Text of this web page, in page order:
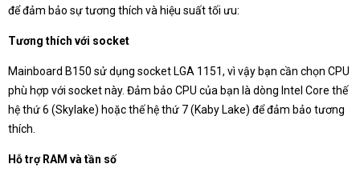
để đảm bảo sự tương thích và hiệu suất tối ưu:
Tương thích với socket
Mainboard B150 sử dụng socket LGA 1151, vì vậy bạn cần chọn CPU
phù hợp với socket này. Đảm bảo CPU của bạn là dòng Intel Core thế
hệ thứ 6 (Skylake) hoặc thế hệ thứ 7 (Kaby Lake) để đảm bảo tương
thích.
Hỗ trợ RAM và tần số